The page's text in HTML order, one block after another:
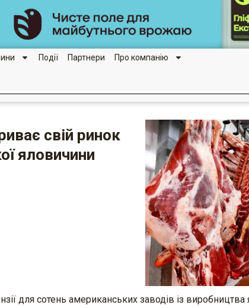
Події Партнери Про компанію
свій ринок
яловичини
для сотень американських заводів із